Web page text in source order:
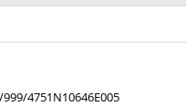
4751N10646E005